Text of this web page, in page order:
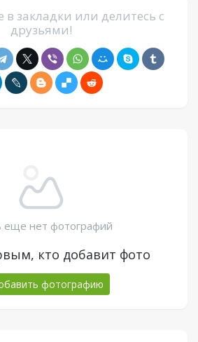
закладки или делитесь с
друзьями!
еще нет фотографий
кто добавит фото
фотографию